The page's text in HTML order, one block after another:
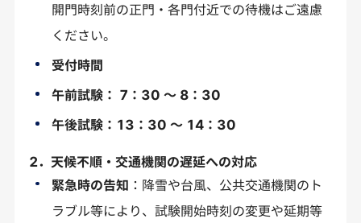
開門時刻前の正門・各門付近での待機はご遠慮
ください。
受付時間
午前試験： 7：30 ～ 8：30
午後試験：13：30 ～ 14：30
2．天候不順・交通機関の遅延への対応
緊急時の告知 ：降雪や台風、公共交通機関のト
ラブル等により、試験開始時刻の変更や延期等